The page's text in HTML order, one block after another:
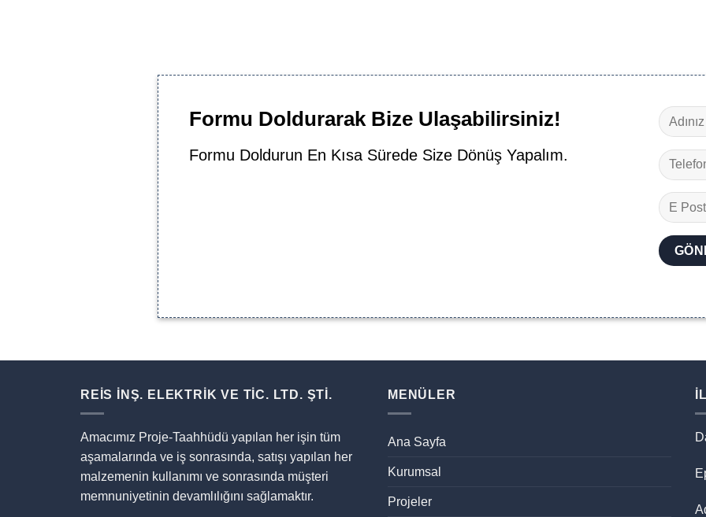
Formu Doldurarak Bize Ulaşabilirsiniz!
Formu Doldurun En Kısa Sürede Size Dönüş Yapalım.
REİS İNŞ. ELEKTRİK VE TİC. LTD. ŞTİ.
Amacımız Proje-Taahhüdü yapılan her işin tüm
aşamalarında ve iş sonrasında, satışı yapılan her
malzemenin kullanımı ve sonrasında müşteri
memnuniyetinin devamlılığını sağlamaktır.
MENÜLER
Ana Sayfa
Kurumsal
Projeler